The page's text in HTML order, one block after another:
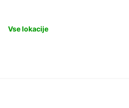
Vse lokacije